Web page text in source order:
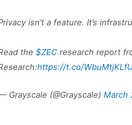
isn’t a feature. It’s
the$ZEC research report
https://t.co/
Grayscale (@Grayscale)March